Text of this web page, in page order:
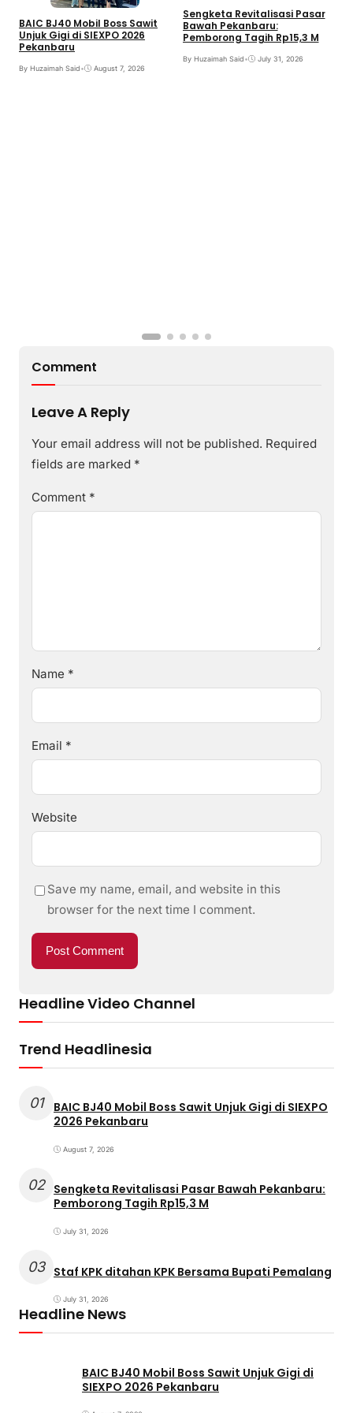
BAIC BJ40 Mobil Boss Sawit
Unjuk Gigi di SIEXPO 2026
Pekanbaru
By Huzaimah Said• August 7, 2026
Sengketa Revitalisasi Pasar
Bawah Pekanbaru:
Pemborong Tagih Rp15,3 M
By Huzaimah Said• July 31, 2026
Comment
Leave A Reply
Your email address will not be published. Required
fields are marked *
Comment *
Name *
Email *
Website
Save my name, email, and website in this
browser for the next time I comment.
Headline Video Channel
Trend Headlinesia
01
BAIC BJ40 Mobil Boss Sawit Unjuk Gigi di SIEXPO
2026 Pekanbaru
August 7, 2026
02 Sengketa Revitalisasi Pasar Bawah Pekanbaru:
Pemborong Tagih Rp15,3 M
July 31, 2026
03 Staf KPK ditahan KPK Bersama Bupati Pemalang
July 31, 2026
Headline News
BAIC BJ40 Mobil Boss Sawit Unjuk Gigi di
SIEXPO 2026 Pekanbaru